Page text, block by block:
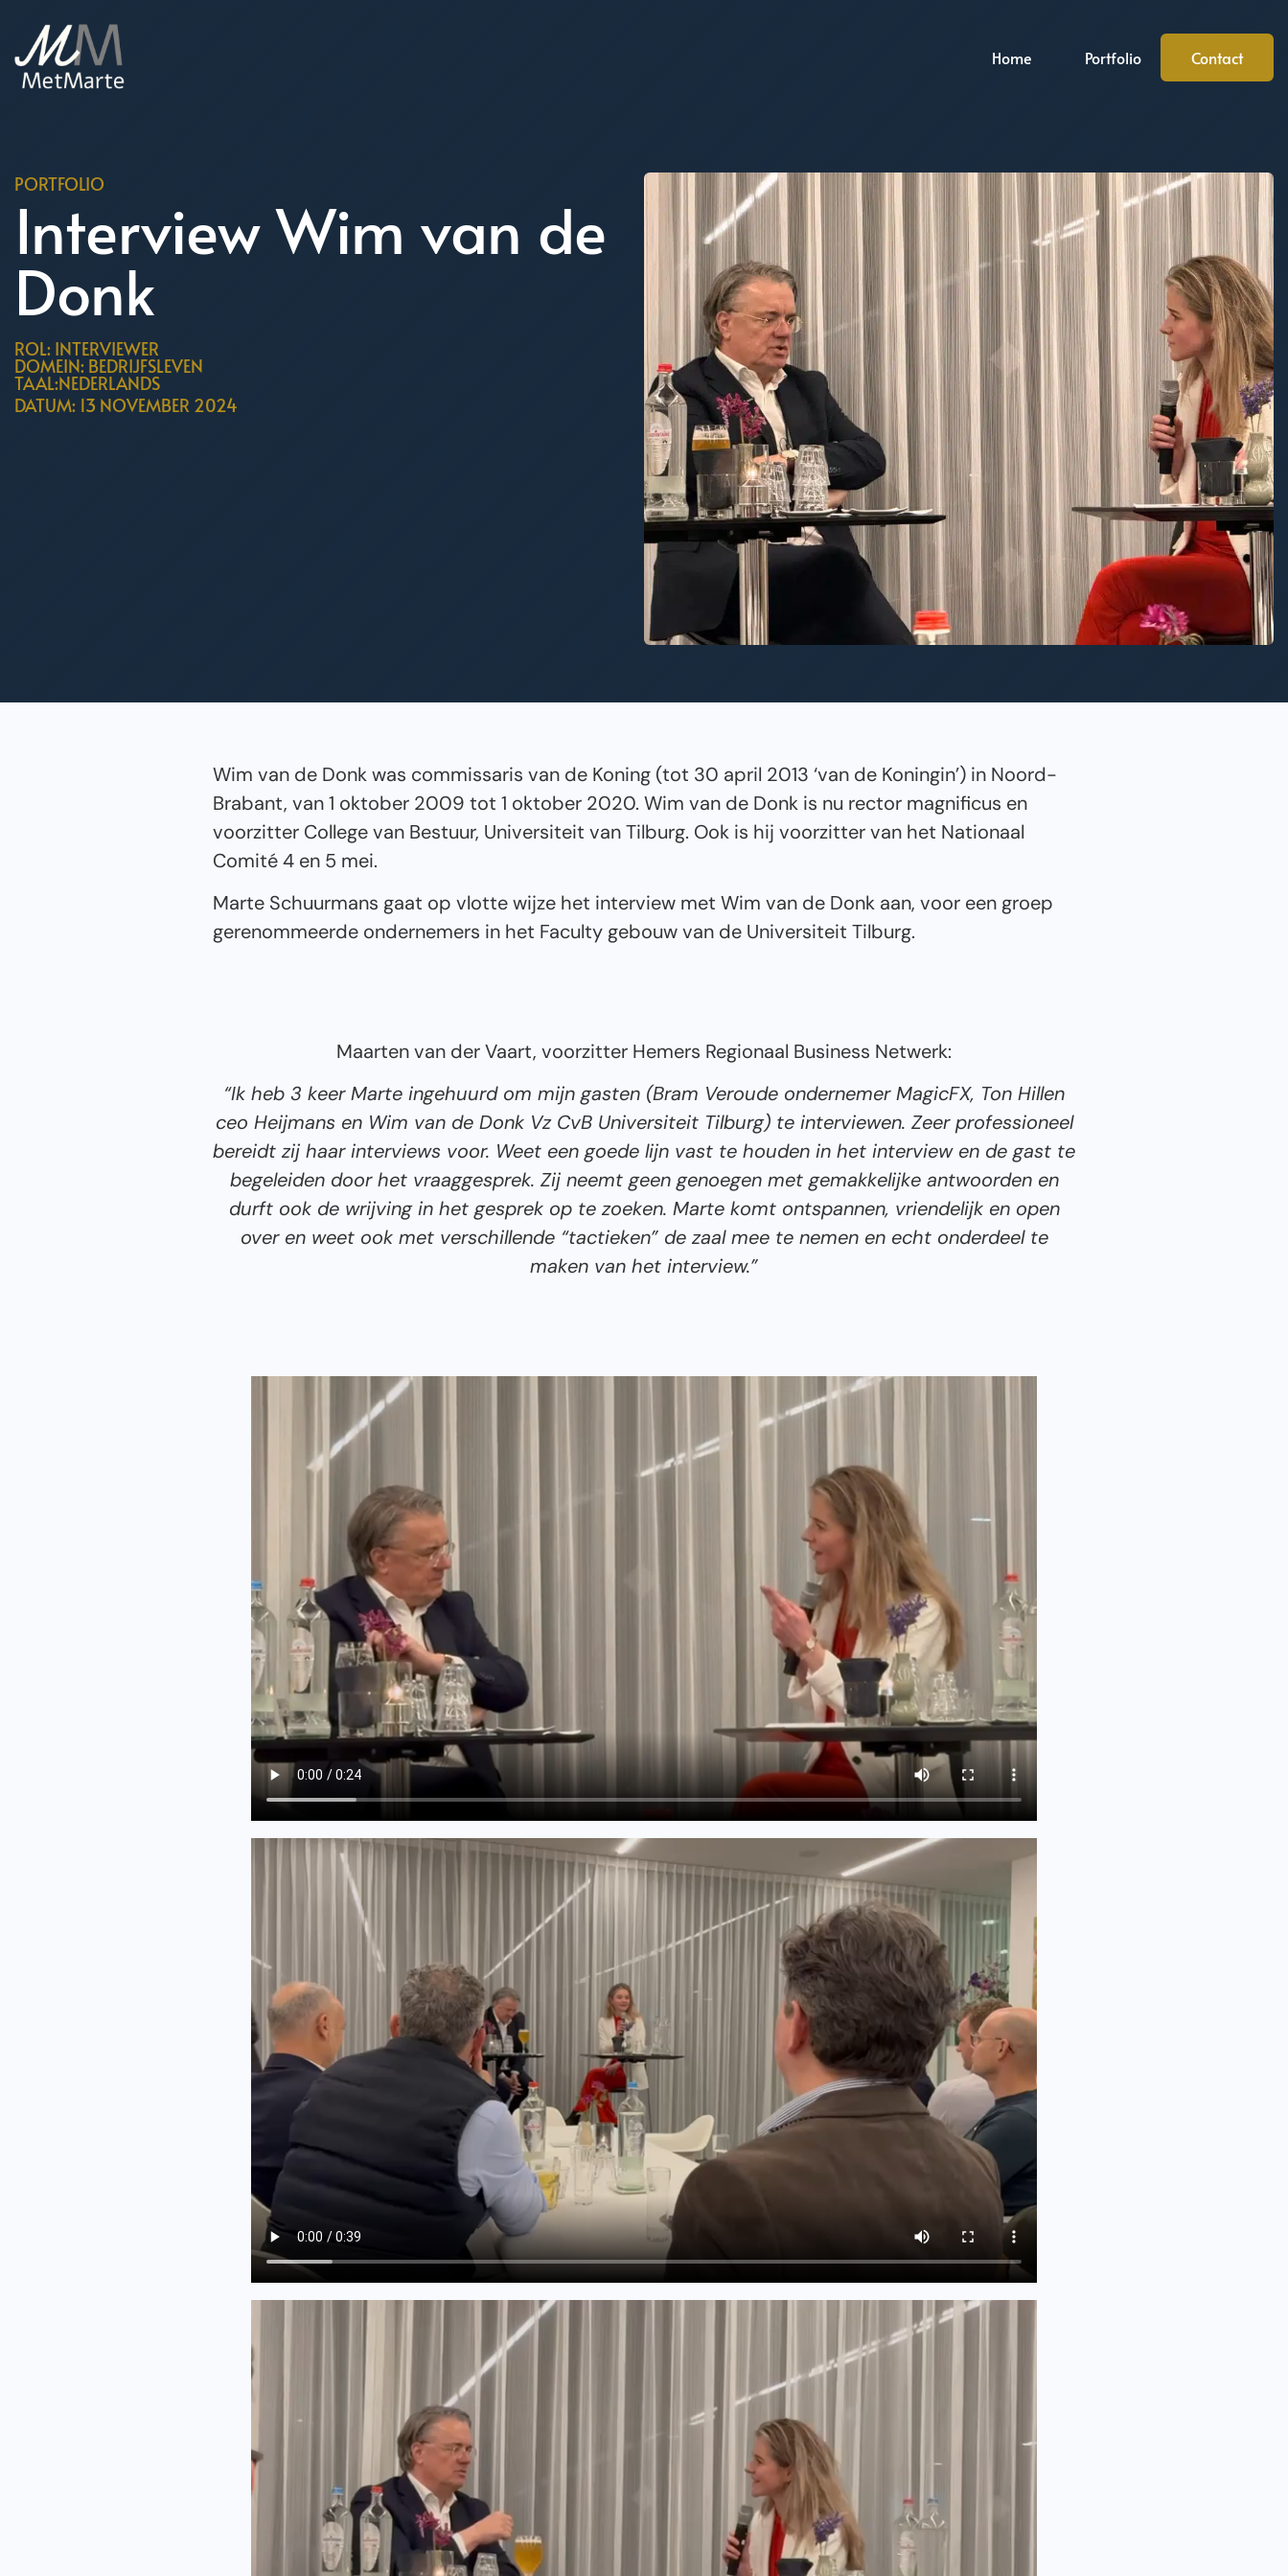
Home Portfolio Contact
PORTFOLIO
Interview Wim van de
Donk
ROL: INTERVIEWER
DOMEIN: BEDRIJFSLEVEN
TAAL:NEDERLANDS
DATUM: 13 NOVEMBER 2024
Wim van de Donk was commissaris van de Koning (tot 30 april 2013 ‘van de Koningin’) in Noord-
Brabant, van 1 oktober 2009 tot 1 oktober 2020. Wim van de Donk is nu rector magnificus en
voorzitter College van Bestuur, Universiteit van Tilburg. Ook is hij voorzitter van het Nationaal
Comité 4 en 5 mei.
Marte Schuurmans gaat op vlotte wijze het interview met Wim van de Donk aan, voor een groep
gerenommeerde ondernemers in het Faculty gebouw van de Universiteit Tilburg.
Maarten van der Vaart, voorzitter Hemers Regionaal Business Netwerk:
“Ik heb 3 keer Marte ingehuurd om mijn gasten (Bram Veroude ondernemer MagicFX, Ton Hillen
ceo Heijmans en Wim van de Donk Vz CvB Universiteit Tilburg) te interviewen. Zeer professioneel
bereidt zij haar interviews voor. Weet een goede lijn vast te houden in het interview en de gast te
begeleiden door het vraaggesprek. Zij neemt geen genoegen met gemakkelijke antwoorden en
durft ook de wrijving in het gesprek op te zoeken. Marte komt ontspannen, vriendelijk en open
over en weet ook met verschillende “tactieken” de zaal mee te nemen en echt onderdeel te
maken van het interview.”